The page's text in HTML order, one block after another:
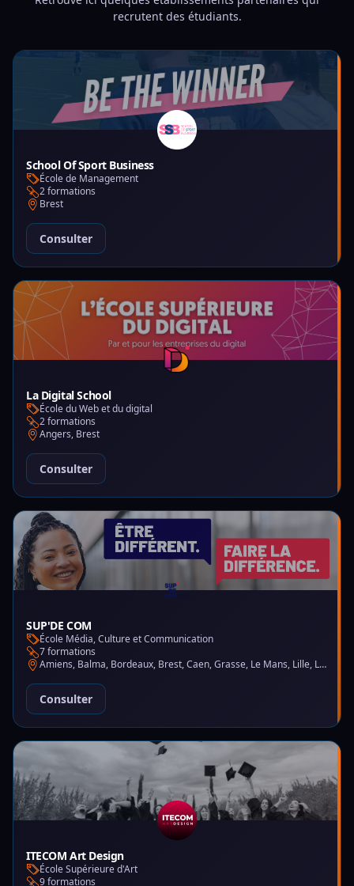
recrutent des étudiants.
School Of Sport Business
École de Management
2 formations
Brest
Consulter
La Digital School
École du Web et du digital
2 formations
Angers, Brest
Consulter
SUP'DE COM
École Média, Culture et Communication
7 formations
Amiens, Balma, Bordeaux, Brest, Caen, Grasse, Le Mans, Lille, Lyon, Montpellier, Nantes, Nice, Paris, Saint-Martin-d'Hères
Consulter
ITECOM Art Design
École Supérieure d'Art
9 formations